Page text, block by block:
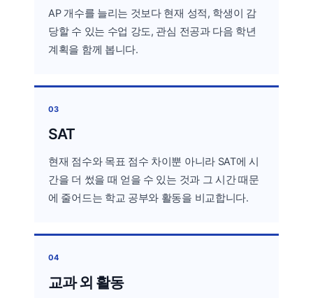
AP 개수를 늘리는 것보다 현재 성적, 학생이 감
당할 수 있는 수업 강도, 관심 전공과 다음 학년
계획을 함께 봅니다.
03
SAT
현재 점수와 목표 점수 차이뿐 아니라 SAT에 시
간을 더 썼을 때 얻을 수 있는 것과 그 시간 때문
에 줄어드는 학교 공부와 활동을 비교합니다.
04
교과 외 활동